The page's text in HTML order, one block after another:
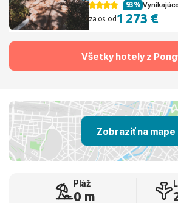
93%
za os. od 1 273 €
Všetky hotely z
Zobraziť na mape
Pláž
0 m